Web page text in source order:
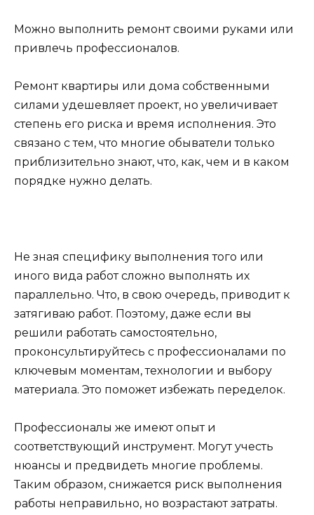
Можно выполнить ремонт своими руками или
привлечь профессионалов.
Ремонт квартиры или дома собственными
силами удешевляет проект, но увеличивает
степень его риска и время исполнения. Это
связано с тем, что многие обыватели только
приблизительно знают, что, как, чем и в каком
порядке нужно делать.
Не зная специфику выполнения того или
иного вида работ сложно выполнять их
параллельно. Что, в свою очередь, приводит к
затягиваю работ. Поэтому, даже если вы
решили работать самостоятельно,
проконсультируйтесь с профессионалами по
ключевым моментам, технологии и выбору
материала. Это поможет избежать переделок.
Профессионалы же имеют опыт и
соответствующий инструмент. Могут учесть
нюансы и предвидеть многие проблемы.
Таким образом, снижается риск выполнения
работы неправильно, но возрастают затраты.